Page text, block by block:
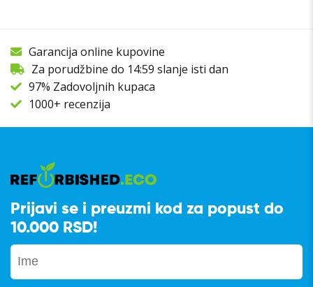
Garancija online kupovine
Za porudžbine do 14:59 slanje isti dan
97% Zadovoljnih kupaca
1000+ recenzija
Prijavi se i preuzmi kod za popust do
10.000 RSD!